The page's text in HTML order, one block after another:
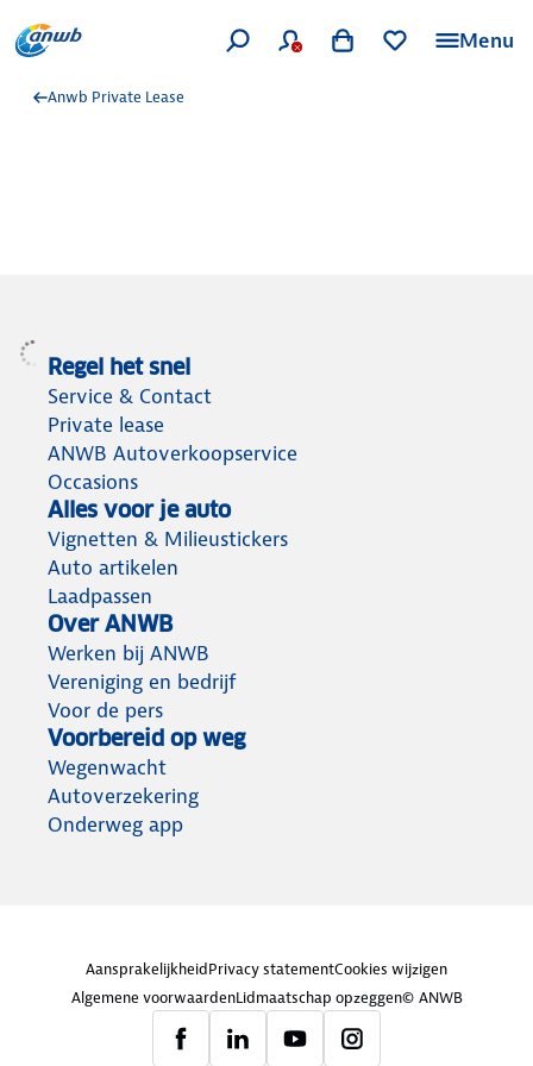
Menu
Anwb Private Lease
Regel het snel
Service & Contact
Private lease
ANWB Autoverkoopservice
Occasions
Alles voor je auto
Vignetten & Milieustickers
Auto artikelen
Laadpassen
Over ANWB
Werken bij ANWB
Vereniging en bedrijf
Voor de pers
Voorbereid op weg
Wegenwacht
Autoverzekering
Onderweg app
AansprakelijkheidPrivacy statementCookies wijzigen
Algemene voorwaardenLidmaatschap opzeggen© ANWB